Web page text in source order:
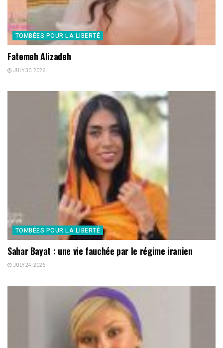
TOMBÉES POUR LA LIBERTÉ
Fatemeh Alizadeh
JULY 30, 2026
TOMBÉES POUR LA LIBERTÉ
Sahar Bayat : une vie fauchée par le régime iranien
JULY 24, 2026